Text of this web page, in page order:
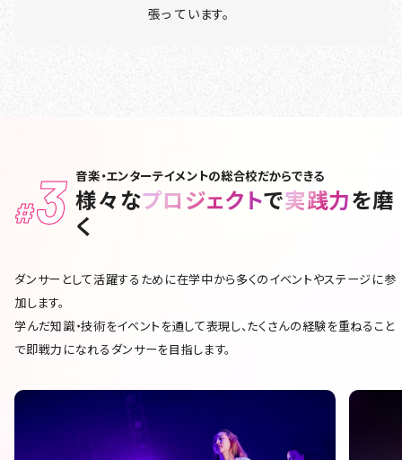
張っ ています。
#3 音楽・エンターテイメントの総合校だからできる
様々なプロジェクトで実践力を磨
く
ダンサーとして活躍するために在学中から多くのイベントやステージに参
加します。
学んだ知識・技術をイベントを通して表現し、たくさんの経験を重ねること
で即戦力になれるダンサーを目指します。